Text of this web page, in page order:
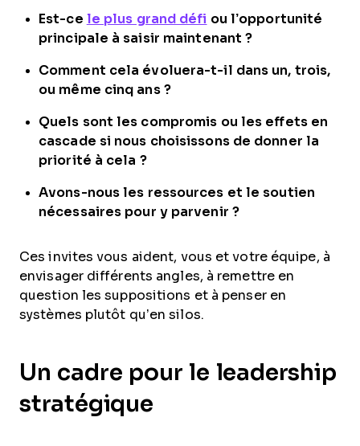
Est-ce le plus grand défi ou l’opportunité
principale à saisir maintenant ?
Comment cela évoluera-t-il dans un, trois,
ou même cinq ans ?
Quels sont les compromis ou les effets en
cascade si nous choisissons de donner la
priorité à cela ?
Avons-nous les ressources et le soutien
nécessaires pour y parvenir ?
Ces invites vous aident, vous et votre équipe, à
envisager différents angles, à remettre en
question les suppositions et à penser en
systèmes plutôt qu’en silos.
Un cadre pour le leadership
stratégique